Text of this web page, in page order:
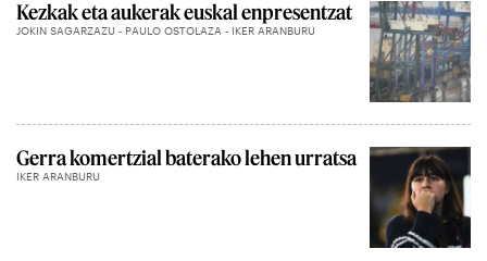
Kezkak eta aukerak euskal enpresentzat
JOKIN SAGARZAZU - PAULO OSTOLAZA - IKER ARANBURU
Gerra komertzial baterako lehen urratsa
IKER ARANBURU